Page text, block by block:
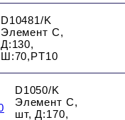
D10481/K
Элемент C,
Д:130,
Ш:70,PT10
D1050/K
Элемент C,
шт, Д:170,